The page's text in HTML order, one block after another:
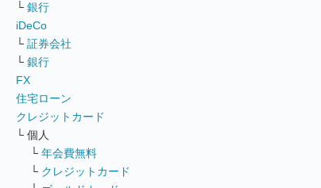
└ 銀行
iDeCo
└ 証券会社
└ 銀行
FX
住宅ローン
クレジットカード
└ 個人
└ 年会費無料
└ クレジットカード